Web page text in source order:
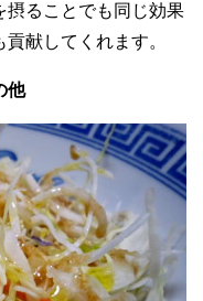
摂ることでも同じ効果
献してくれます。
他